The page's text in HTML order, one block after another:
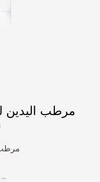
مرطب اليدين
مرطب
...